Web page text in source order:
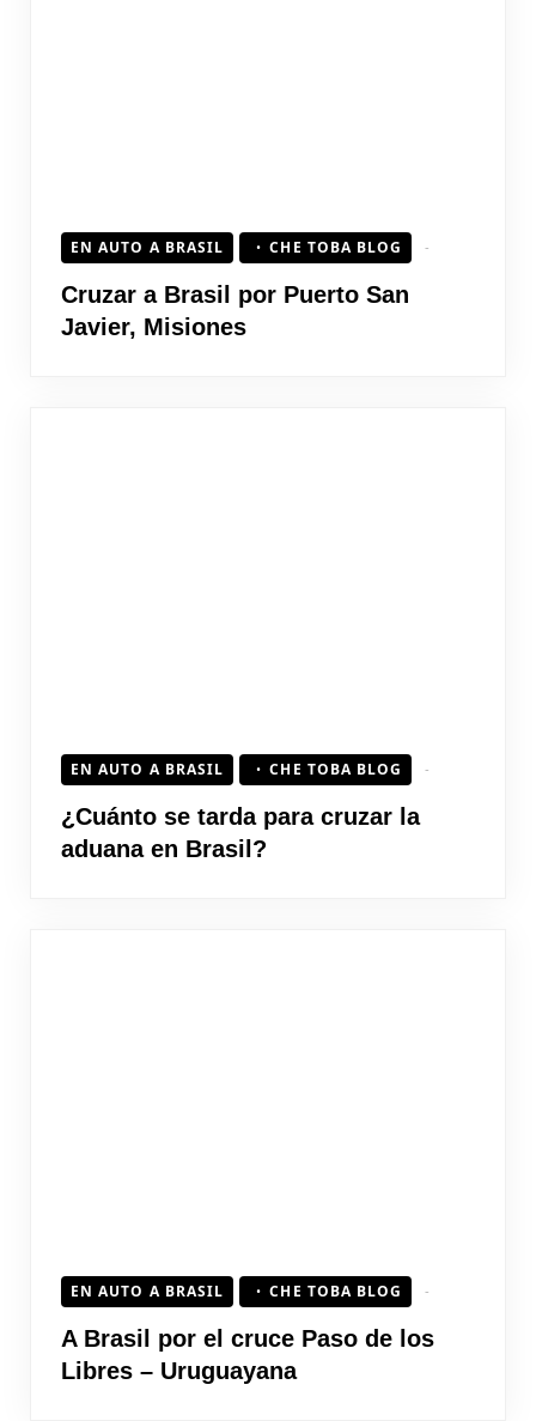
EN AUTO A BRASIL CHE TOBA BLOG
Cruzar a Brasil por Puerto San
Javier, Misiones
EN AUTO A BRASIL CHE TOBA BLOG
¿Cuánto se tarda para cruzar la
aduana en Brasil?
EN AUTO A BRASIL CHE TOBA BLOG
A Brasil por el cruce Paso de los
Libres – Uruguayana